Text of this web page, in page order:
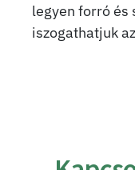
legyen forró és
iszogathatjuk